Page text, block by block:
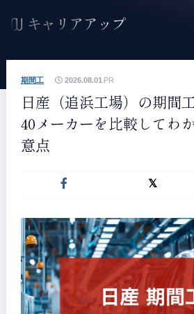
PR
期間工 2026.08.01
日産（追浜工場）の期間
40メーカーを比較してわ
意点